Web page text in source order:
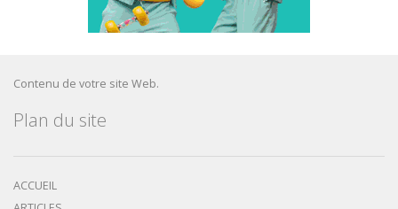
Contenu de votre site Web.
Plan du site
ACCUEIL